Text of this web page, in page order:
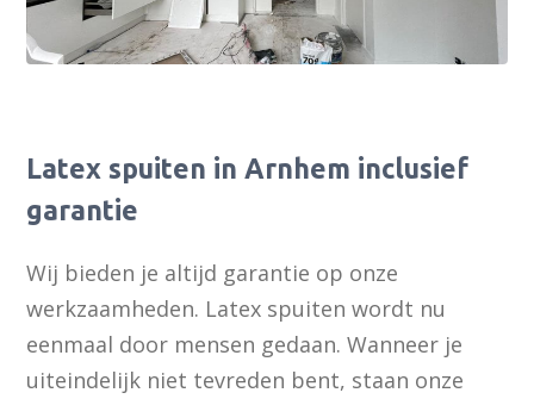
Latex spuiten in Arnhem inclusief
garantie
Wij bieden je altijd garantie op onze
werkzaamheden. Latex spuiten wordt nu
eenmaal door mensen gedaan. Wanneer je
uiteindelijk niet tevreden bent, staan onze